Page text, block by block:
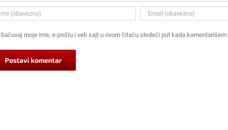
Sačuvaj moje ime, e-poštu i veb sajt u ovom čitaču sledeći put kada komentarišem.